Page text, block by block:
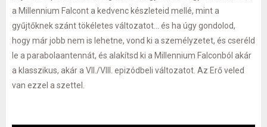
a Millennium Falcont a kedvenc készleteid mellé, mint a
gyűjtőknek szánt tökéletes változatot... és ha úgy gondolod,
hogy már jobb nem is lehetne, vond ki a személyzetet, és cseréld
le a parabolaantennát, és alakítsd ki a Millennium Falconból akár
a klasszikus, akár a VII./VIII. epizódbeli változatot. Az Erő veled
van ezzel a szettel.